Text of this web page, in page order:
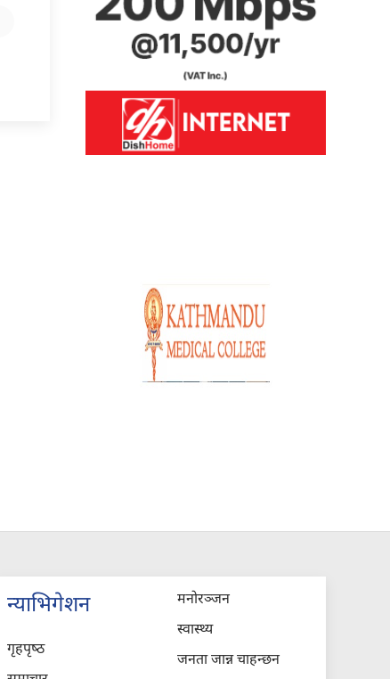
न्याभिगेशन
गृहपृष्‍ठ
मनोरञ्जन
स्वास्थ्य
जनता जान्न चाहन्छन